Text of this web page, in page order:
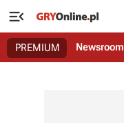

PREMIUM Newsroom